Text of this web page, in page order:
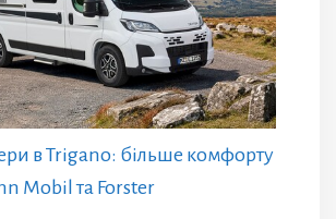
в Trigano: більше комфорту
Mobil та Forster